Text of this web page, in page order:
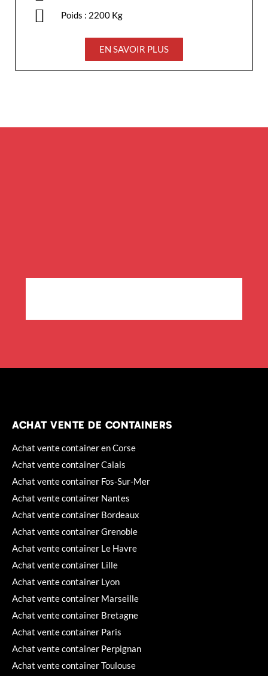
Poids : 2200 Kg
EN SAVOIR PLUS
ACHAT VENTE DE CONTAINERS
Achat vente container en Corse
Achat vente container Calais
Achat vente container Fos-Sur-Mer
Achat vente container Nantes
Achat vente container Bordeaux
Achat vente container Grenoble
Achat vente container Le Havre
Achat vente container Lille
Achat vente container Lyon
Achat vente container Marseille
Achat vente container Bretagne
Achat vente container Paris
Achat vente container Perpignan
Achat vente container Toulouse